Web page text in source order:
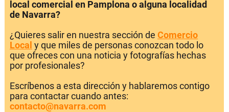
local comercial en Pamplona o alguna localidad
de Navarra?
¿Quieres salir en nuestra sección de Comercio
Local y que miles de personas conozcan todo lo
que ofreces con una noticia y fotografías hechas
por profesionales?
Escríbenos a esta dirección y hablaremos contigo
para contactar cuando antes:
contacto@navarra.com